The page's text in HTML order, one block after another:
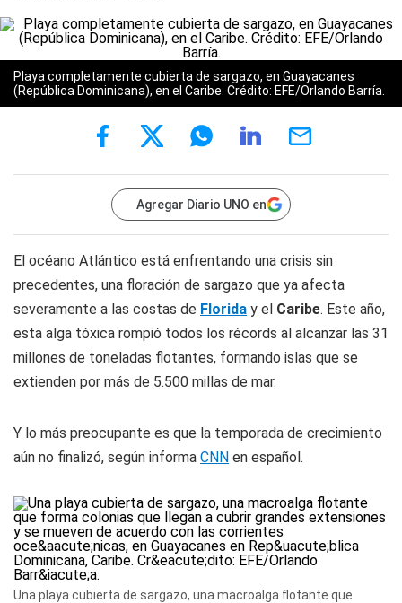
Playa completamente cubierta de sargazo, en Guayacanes
(República Dominicana), en el Caribe. Crédito: EFE/Orlando Barría.
Agregar Diario UNO en
El océano Atlántico está enfrentando una crisis sin
precedentes, una floración de sargazo que ya afecta
severamente a las costas de Florida y el Caribe. Este año,
esta alga tóxica rompió todos los récords al alcanzar las 31
millones de toneladas flotantes, formando islas que se
extienden por más de 5.500 millas de mar.
Y lo más preocupante es que la temporada de crecimiento
aún no finalizó, según informa CNN en español.
Una playa cubierta de sargazo, una macroalga flotante que